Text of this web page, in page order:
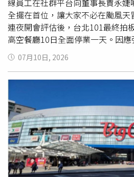
風雨情況滾動式調整營業時間；
常營運。其他百貨方面，裕隆城
業；環球購物中心表示，旗下中和
以及A8、林口A9、A19等店，7月
11時至下午5時，後續將視天候狀
表示，遠百信義A13及遠企購物中
間，最新資訊將公布於官方網站
動防颱應變措施，台北市及桃園
A8、A9、A11、台北天母店、台
光三越Diamond Towers及桃園站
業；台中店則提前於晚間6時閉店
月10日暫停營業，大葉高島屋同
百貨則表示，台中漢神洲際購物
全擺在首位，讓大家不必在颱風
連夜開會評估後，台北101最終拍
高空餐廳10日全面停業一天。因
宣布購物中心、觀景台及高空餐廳
／翻攝自臉書，台北101）台北
書公告，因應巴威可能帶來的風
歉，希望外界理解相關防颱措施
掌握颱風最新動態，視天候狀況
颱巴威來襲，台北101宣布購物中
日暫停營業一天。（圖／翻攝自
關注的停業決策，賈永婕10日也
露，前一天晚上直到10時，管理
議，反覆討論是否維持正常營業
07月10日, 2026